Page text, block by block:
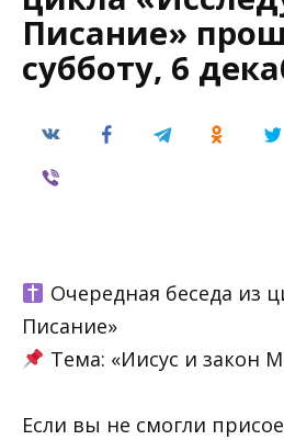
Писание»
субботу, 6
Очередная беседа из
Писание»
Тема: «Иисус и закон
Если вы не смогли